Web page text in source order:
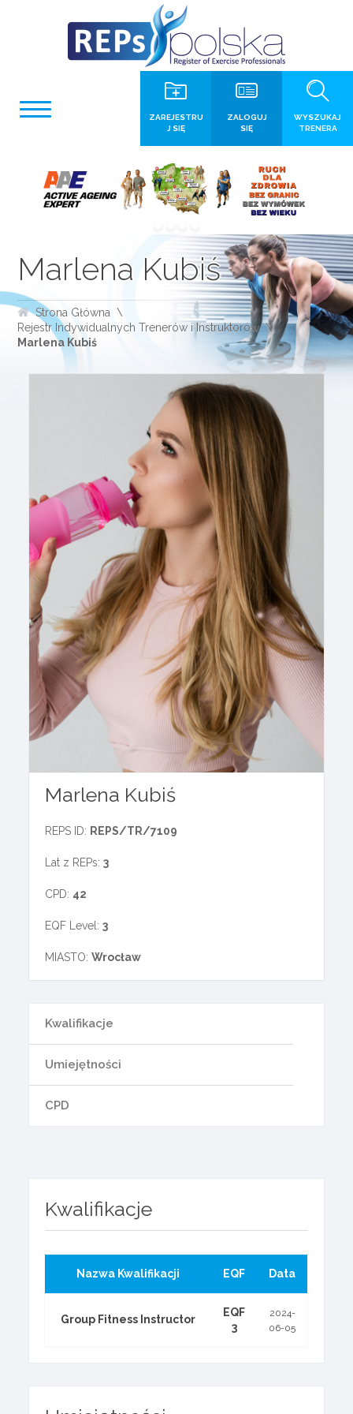
WYSZUKAJ
TRENERA
ZALOGUJ
SIĘ
ZAREJESTRU
J SIĘ
Marlena Kubiś
Strona Główna
Rejestr Indywidualnych Trenerów i Instruktorów
Marlena Kubiś
Marlena Kubiś
REPS ID: REPS/TR/7109
Lat z REPs:3
CPD: 42
EQF Level:3
MIASTO:Wrocław
Kwalifikacje
Umiejętności
CPD
Kwalifikacje
Nazwa Kwalifikacji EQF Data
Group Fitness Instructor
EQF
3
2024-
06-05